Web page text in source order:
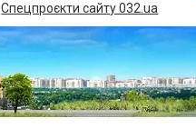
Спецпроєкти сайту 032.ua